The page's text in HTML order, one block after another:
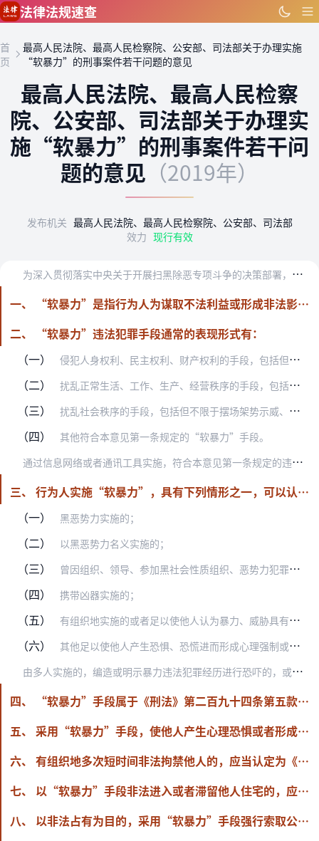
跳到主要内容
法律法规速查
首
页
最高人民法院、最高人民检察院、公安部、司法部关于办理实施
“软暴力”的刑事案件若干问题的意见
最高人民法院、最高人民检察
院、公安部、司法部关于办理实
施“软暴力”的刑事案件若干问
题的意见 （2019年）
发布机关 最高人民法院、最高人民检察院、公安部、司法部
效力 现行有效
为
深入贯彻落实中央关于开展扫黑除恶专项斗争的决策部署，正确理解和适用最高人民法院、最高人民检察院、公安部、司法部《关于办理黑恶势力犯罪案件若干问题的指导意见》（…
一、 “软暴力”是指行为人为谋取不法利益或形成非法影响，对他人或者在有关场所进行滋扰、纠缠、哄闹、聚众造势等，足以使他人产生恐惧、恐慌进而形成心理强制，或者足以影响、限制人身自由、危及人身财产安全，影响正常生活、工作、生产、经营的违法犯罪手段。
二、 “软暴力”违法犯罪手段通常的表现形式有：
（一）
侵犯人身权利、民主权利、财产权利的手段，包括但不限于跟踪贴靠、扬言传播疾病、揭发隐私、恶意举报、诬告陷害、破坏、霸占财物等；
（二） 扰乱正常生活、工作、生产、经营秩序的手段，包括但不限于非法侵入他人住宅、破坏生活设施、设置生活障碍、贴报喷字、拉挂横幅、燃放鞭炮、播放哀乐、摆放花圈、泼洒污物、…
（三） 扰乱社会秩序的手段，包括但不限于摆场架势示威、聚众哄闹滋扰、拦路闹事等；
（四） 其他符合本意见第一条规定的“软暴力”手段。
通
过信息网络或者通讯工具实施，符合本意见第一条规定的违法犯罪手段，应当认定为“软暴力”。
三、 行为人实施“软暴力”，具有下列情形之一，可以认定为足以使他人产生恐惧、恐慌进而形成心理强制或者足以影响、限制人身自由、危及人身财产安全或者影响正常生活、工作、生产、经营：
（一）
黑恶势力实施的；
（二） 以黑恶势力名义实施的；
（三） 曾因组织、领导、参加黑社会性质组织、恶势力犯罪集团、恶势力以及因强迫交易、非法拘禁、敲诈勒索、聚众斗殴、寻衅滋事等犯罪受过刑事处罚后又实施的；
（四） 携带凶器实施的；
（五） 有组织地实施的或者足以使他人认为暴力、威胁具有现实可能性的；
（六） 其他足以使他人产生恐惧、恐慌进而形成心理强制或者足以影响、限制人身自由、危及人身财产安全或者影响正常生活、工作、生产、经营的情形。
由
多人实施的，编造或明示暴力违法犯罪经历进行恐吓的，或者以自报组织、头目名号、统一着装、显露纹身、特殊标识以及其他明示、暗示方式，足以使他人感知相关行为的有组织…
四、 “软暴力”手段属于《刑法》第二百九十四条第五款第（三）项“黑社会性质组织行为特征”以及《指导意见》第14条“恶势力”概念中的“其他手段”。
五、 采用“软暴力”手段，使他人产生心理恐惧或者形成心理强制，分别属于《刑法》第二百二十六条规定的“威胁”、《刑法》第二百九十三条第一款第（二）项规定的“恐吓”，同时符合其他犯罪构成要件的，应当分别以强迫交易罪、寻衅滋事罪定罪处罚。
六、 有组织地多次短时间非法拘禁他人的，应当认定为《刑法》第二百三十八条规定的“以其他方法非法剥夺他人人身自由”。非法拘禁他人三次以上、每次持续时间在四小时以上，或者非法拘禁他人累计时间在十二小时以上的，应当以非法拘禁罪定罪处罚。
七、 以“软暴力”手段非法进入或者滞留他人住宅的，应当认定为《刑法》第二百四十五条规定的“非法侵入他人住宅”，同时符合其他犯罪构成要件的，应当以非法侵入住宅罪定罪处罚。
八、 以非法占有为目的，采用“软暴力”手段强行索取公私财物，同时符合《刑法》第二百七十四条规定的其他犯罪构成要件的，应当以敲诈勒索罪定罪处罚。